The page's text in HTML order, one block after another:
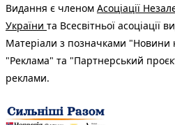
Видання є членом Асоціації
України та Всесвітньої асоціації
Матеріали з позначками "Новини
"Реклама" та "Партнерський
реклами.